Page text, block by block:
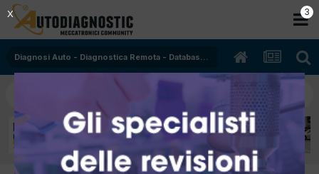
Diagnosi Auto - Diagnostica Remota - Database - Oscilloscopio
2
X